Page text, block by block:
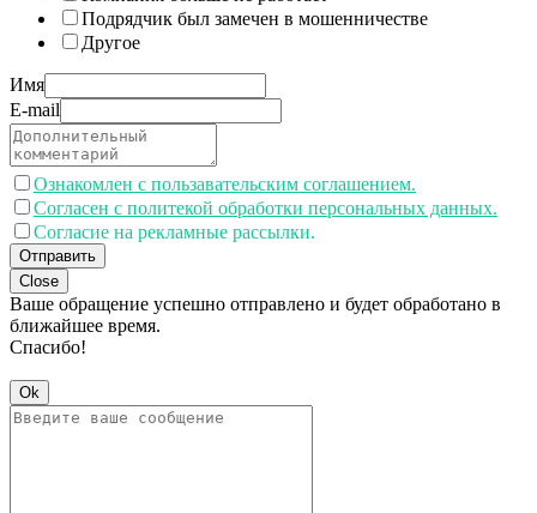
Подрядчик был замечен в мошенничестве
Другое
Имя
E-mail
Ознакомлен с пользавательским соглашением.
Согласен с политекой обработки персональных данных.
Согласие на рекламные рассылки.
Отправить
Close
Ваше обращение успешно отправлено и будет обработано в
ближайшее время.
Спасибо!
Ok